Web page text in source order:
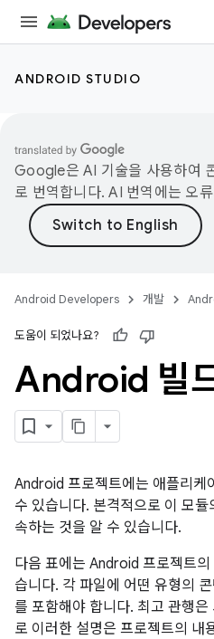
ANDROID STUDIO
Google은 AI 기술을 사용하여
로 번역합니다. AI 번역에는 오
Android Developers 개발
도움이 되었나요?
Android 빌
Android 프로젝트에는 애플리케
수 있습니다. 본격적으로 이 모
속하는 것을 알 수 있습니다.
다음 표에는 Android 프로젝트
습니다. 각 파일에 어떤 유형의
를 포함해야 합니다. 최고 관행
로 이러한 설명은 프로젝트의 내